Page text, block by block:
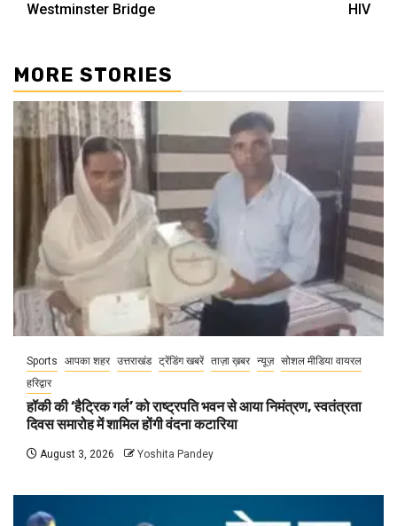
Westminster Bridge
HIV
MORE STORIES
Sports आपका शहर उत्तराखंड ट्रेंडिंग खबरें ताज़ा ख़बर न्यूज़ सोशल मीडिया वायरल
हरिद्वार
हॉकी की ‘हैट्रिक गर्ल’ को राष्ट्रपति भवन से आया निमंत्रण, स्वतंत्रता
दिवस समारोह में शामिल होंगी वंदना कटारिया
August 3, 2026 Yoshita Pandey